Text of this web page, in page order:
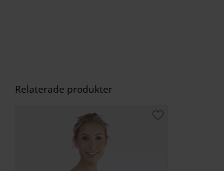
Relaterade produkter
Lägg till i favoriter